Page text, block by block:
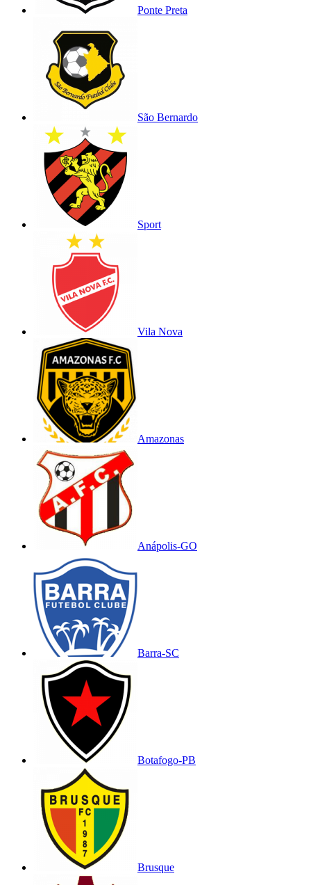
Ponte Preta
São Bernardo
Sport
Vila Nova
Amazonas
Anápolis-GO
Barra-SC
Botafogo-PB
Brusque